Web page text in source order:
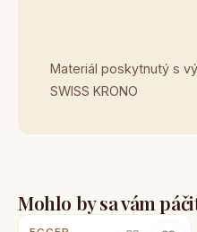
Materiál poskytnutý s
SWISS KRONO
Mohlo by sa vám